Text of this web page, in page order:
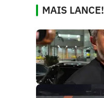
MAIS LANCE!